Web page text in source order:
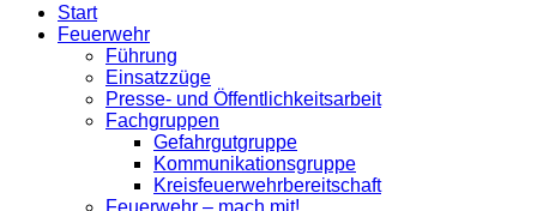
Start
Feuerwehr
Führung
Einsatzzüge
Presse- und Öffentlichkeitsarbeit
Fachgruppen
Gefahrgutgruppe
Kommunikationsgruppe
Kreisfeuerwehrbereitschaft
Feuerwehr – mach mit!